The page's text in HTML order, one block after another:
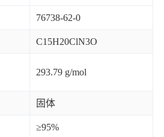
76738-62-0
C15H20ClN3O
293.79 g/mol
固体
≥95%